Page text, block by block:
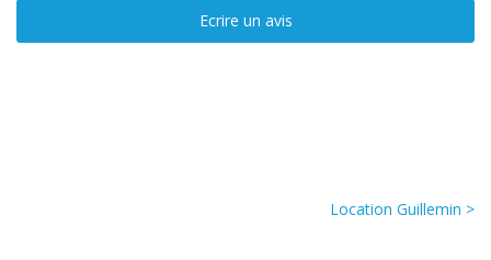
Ecrire un avis
Location Guillemin >